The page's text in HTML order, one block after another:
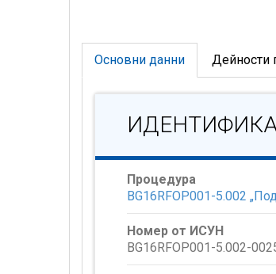
Основни данни Дейности
Процедура
BG16RFOP001-5.002
Номер от ИСУН
BG16RFOP001-5.002-